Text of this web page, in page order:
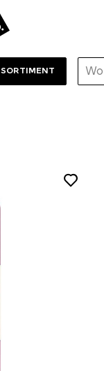
SHOP
SORTIMENT